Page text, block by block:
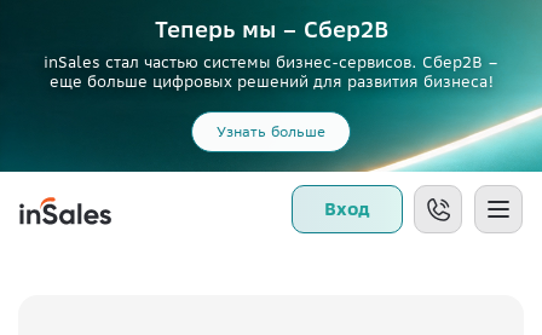
Теперь мы – Сбер2B
inSales стал частью системы бизнес-сервисов. Сбер2В –
еще больше цифровых решений для развития бизнеса!
Узнать больше
Вход